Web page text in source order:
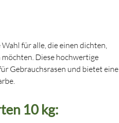
für alle, die einen dichten,
Diese hochwertige
Gebrauchsrasen und bietet eine
10 kg: